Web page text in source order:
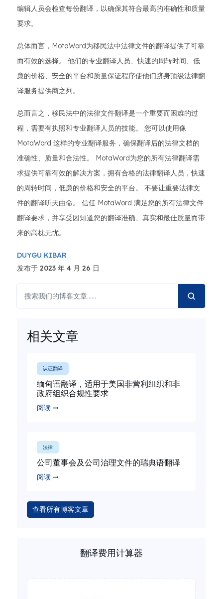
编辑人员会检查每份翻译，以确保其符合最高的准确性和质量
要求。
总体而言，MotaWord为移民法中法律文件的翻译提供了可靠
而有效的选择。 他们的专业翻译人员、快速的周转时间、低
廉的价格、安全的平台和质量保证程序使他们跻身顶级法律翻
译服务提供商之列。
总而言之，移民法中的法律文件翻译是一个重要而困难的过
程，需要有执照和专业翻译人员的技能。 您可以使用像
MotaWord 这样的专业翻译服务，确保翻译后的法律文档的
准确性、质量和合法性。 MotaWord为您的所有法律翻译需
求提供可靠有效的解决方案，拥有合格的法律翻译人员，快速
的周转时间，低廉的价格和安全的平台。 不要让重要法律文
件的翻译听天由命。 信任 MotaWord 满足您的所有法律文件
翻译要求，并享受因知道您的翻译准确、真实和最佳质量而带
来的高枕无忧。
DUYGU KIBAR
发布于 2023 年 4 月 26 日
相关文章
认证翻译
缅甸语翻译，适用于美国非营利组织和非
政府组织合规性要求
阅读 ➞
法律
公司董事会及公司治理文件的瑞典语翻译
阅读 ➞
查看所有博客文章
翻译费用计算器